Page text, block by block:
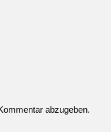
abzugeben.